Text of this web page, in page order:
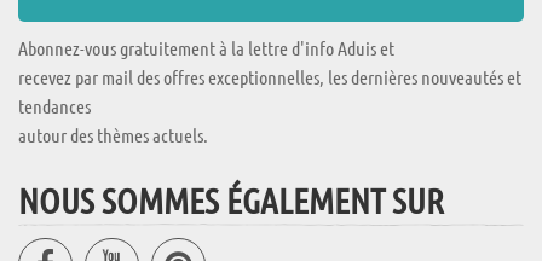
Abonnez-vous gratuitement à la lettre d'info Aduis et
recevez par mail des offres exceptionnelles, les dernières nouveautés et
tendances
autour des thèmes actuels.
NOUS SOMMES ÉGALEMENT SUR